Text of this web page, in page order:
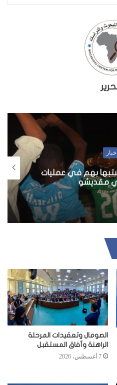
أخبار
بالصور.. اعتقال 11 مشتبها بهم في عمليات
مقديشو
الصومال وتعقيدات المرحلة
الراهنة وآفاق المستقبل
7 أغسطس، 2026